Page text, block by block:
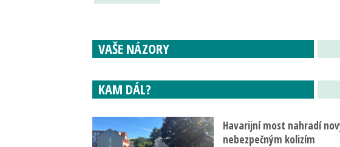
VAŠE NÁZORY
KAM DÁL?
Havarijní most nahradí
nebezpečným kolizím